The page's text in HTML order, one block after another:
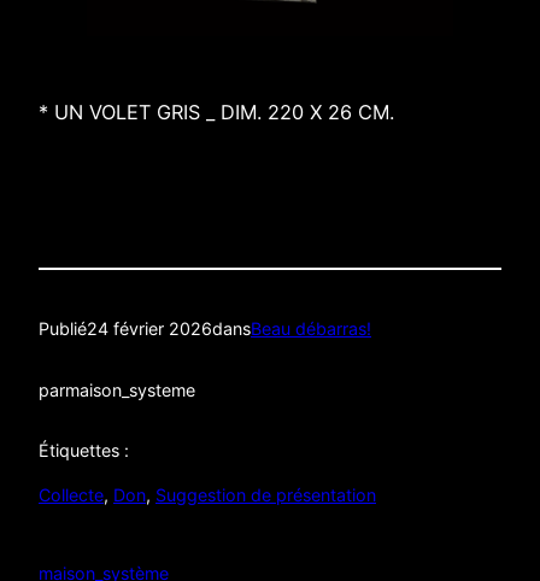
* UN VOLET GRIS _ DIM. 220 X 26 CM.
Publié24 février 2026dansBeau débarras!
parmaison_systeme
Étiquettes :
Collecte, Don, Suggestion de présentation
maison_système